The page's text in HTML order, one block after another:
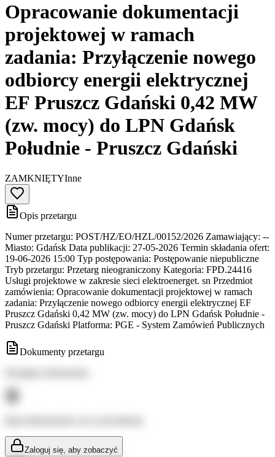
Opracowanie dokumentacji
projektowej w ramach
zadania: Przyłączenie nowego
odbiorcy energii elektrycznej
EF Pruszcz Gdański 0,42 MW
(zw. mocy) do LPN Gdańsk
Południe - Pruszcz Gdański
ZAMKNIĘTYInne
Opis przetargu
Numer przetargu: POST/HZ/EO/HZL/00152/2026 Zamawiający: --
Miasto: Gdańsk Data publikacji: 27-05-2026 Termin składania ofert:
19-06-2026 15:00 Typ postępowania: Postępowanie niepubliczne
Tryb przetargu: Przetarg nieograniczony Kategoria: FPD.24416
Usługi projektowe w zakresie sieci elektroenerget. sn Przedmiot
zamówienia: Opracowanie dokumentacji projektowej w ramach
zadania: Przyłączenie nowego odbiorcy energii elektrycznej EF
Pruszcz Gdański 0,42 MW (zw. mocy) do LPN Gdańsk Południe -
Pruszcz Gdański Platforma: PGE - System Zamówień Publicznych
Dokumenty przetargu
Zaloguj się, aby zobaczyć